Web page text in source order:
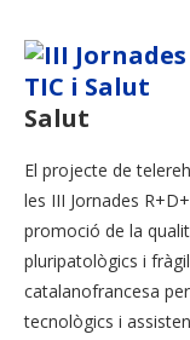
Salut
El projecte de
les III Jornades
promoció de la
pluripatològics i
catalanofrancesa
tecnològics i